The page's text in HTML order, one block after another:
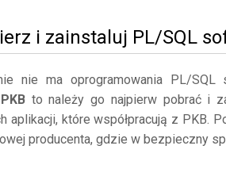
i zainstaluj PL/SQL
nie ma oprogramowania PL/SQL
to należy go najpierw pobrać i
aplikacji, które współpracują z PKB.
producenta, gdzie w bezpieczny